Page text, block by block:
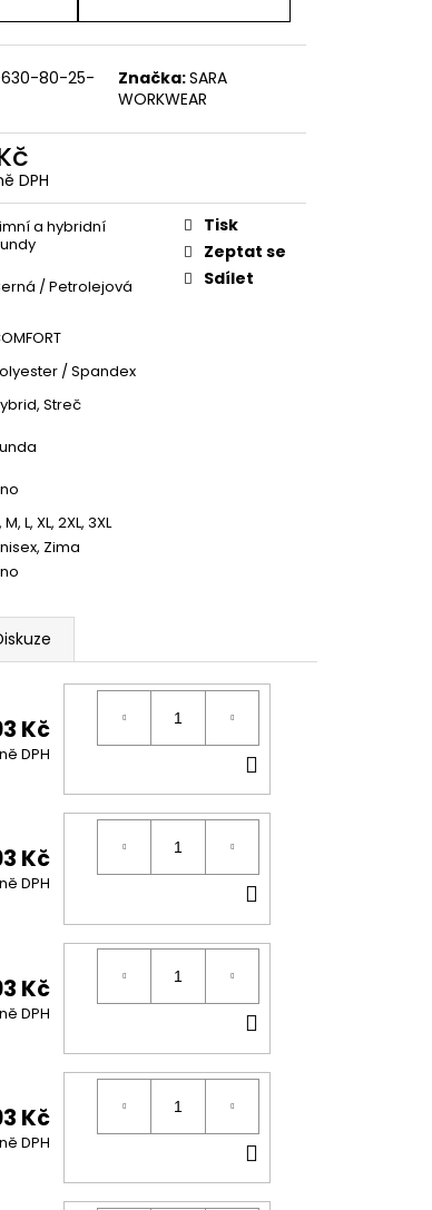
80-25-
Značka:SARA
WORKWEAR
DPH
a hybridní
/ Petrolejová
/ Spandex
, Streč
, M, L, XL, 2XL, 3XL
, Zima
Tisk
Zeptat se
Sdílet
Kč
DPH
KOŠÍKU
Kč
DPH
KOŠÍKU
Kč
DPH
KOŠÍKU
Kč
DPH
KOŠÍKU